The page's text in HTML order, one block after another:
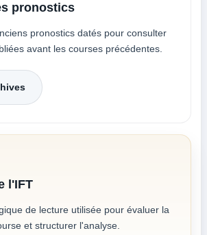
pronostics
pronostics datés pour consulter
avant les courses précédentes.
l'IFT
de lecture utilisée pour évaluer la
et structurer l'analyse.